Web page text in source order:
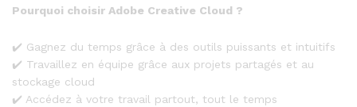
Pourquoi choisir Adobe Creative Cloud ?
✔️ Gagnez du temps grâce à des outils puissants et intuitifs
✔️ Travaillez en équipe grâce aux projets partagés et au
stockage cloud
✔️ Accédez à votre travail partout, tout le temps